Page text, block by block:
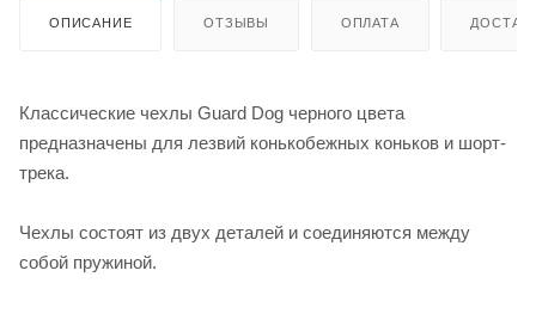
ОПИСАНИЕ ОТЗЫВЫ ОПЛАТА
Классические чехлы Guard Dog черного цвета
предназначены для лезвий конькобежных коньков и шорт-
трека.
Чехлы состоят из двух деталей и соединяются между
собой пружиной.